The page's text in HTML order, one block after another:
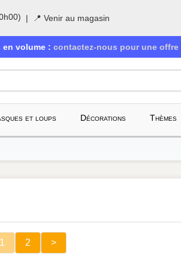
| 📍 Venir au magasin
volume : contactez-nous pour une offre
et loups Décorations Thèmes
1 2 >